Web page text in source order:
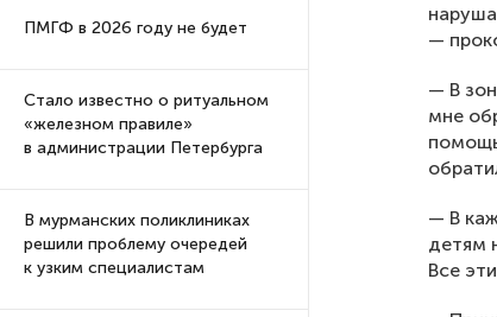
ПМГФ в 2026 году не будет
Стало известно о ритуальном
«железном правиле»
в администрации Петербурга
В мурманских поликлиниках
решили проблему очередей
к узким специалистам
—
— В
мне
— В
детям
Все